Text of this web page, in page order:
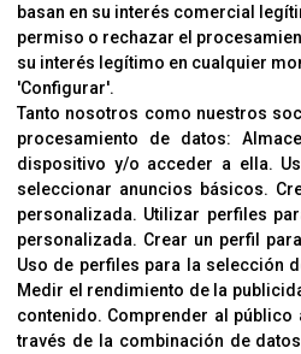
CORVER
Aviso Legal
Sobre Nosotros
Cookies
Política De Privacidad
OFICINAS
C/ Coneixement 5, 08850
basan en su interés comercial
permiso o rechazar el
su interés legítimo en cualquier
'Configurar'.
Tanto nosotros como nuestros
procesamiento de datos:
dispositivo y/o acceder a ella.
seleccionar anuncios básicos.
personalizada. Utilizar perfiles
personalizada. Crear un perfil
Uso de perfiles para la selección
Medir el rendimiento de la
contenido. Comprender al público
través de la combinación de